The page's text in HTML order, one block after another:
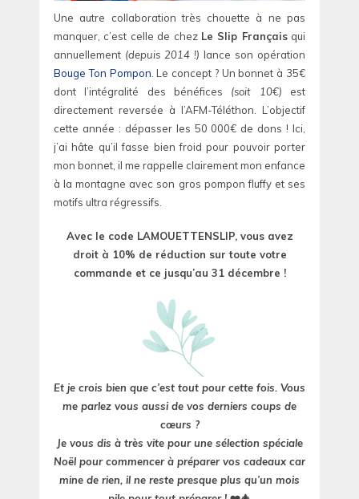
Une autre collaboration très chouette à ne pas
manquer, c’est celle de chez Le Slip Françaisqui
annuellement (depuis 2014 !) lance son opération
Bouge Ton Pompon . Le concept ? Un bonnet à 35€
dont l’intégralité des bénéfices (soit 10€) est
directement reversée à l’AFM-Téléthon. L’objectif
cette année : dépasser les 50 000€ de dons ! Ici,
j’ai hâte qu’il fasse bien froid pour pouvoir porter
mon bonnet, il me rappelle clairement mon enfance
à la montagne avec son gros pompon fluffy et ses
motifs ultra régressifs.
Avec le code LAMOUETTENSLIP, vous avez
droit à 10% de réduction sur toute votre
commande et ce jusqu’au 31 décembre !
Et je crois bien que c’est tout pour cette fois. Vous
me parlez vous aussi de vos derniers coups de
cœurs ?
Je vous dis à très vite pour une sélection spéciale
Noël pour commencer à préparer vos cadeaux car
mine de rien, il ne reste presque plus qu’un mois